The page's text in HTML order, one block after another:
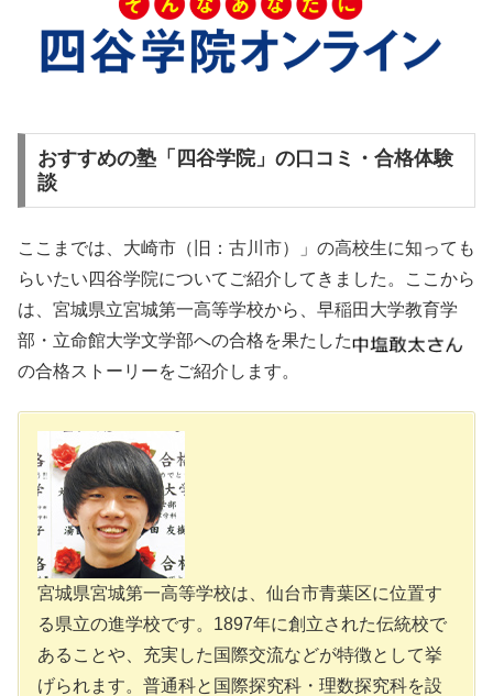
おすすめの塾「四谷学院」の口コミ・合格体験
談
ここまでは、大崎市（旧：古川市）」の高校生に知っても
らいたい四谷学院についてご紹介してきました。ここから
は、宮城県立宮城第一高等学校から、早稲田大学教育学
部・立命館大学文学部への合格を果たした
の合格ストーリーをご紹介します。
宮城県宮城第一高等学校は、仙台市青葉区に位置す
る県立の進学校です。1897年に創立された伝統校で
あることや、充実した国際交流などが特徴として挙
げられます。普通科と国際探究科・理数探究科を設